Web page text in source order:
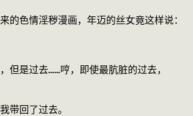
色情淫秽漫画，年迈的丝女竟这样说：
是过去……哼，即使最肮脏的过去，
回了过去。